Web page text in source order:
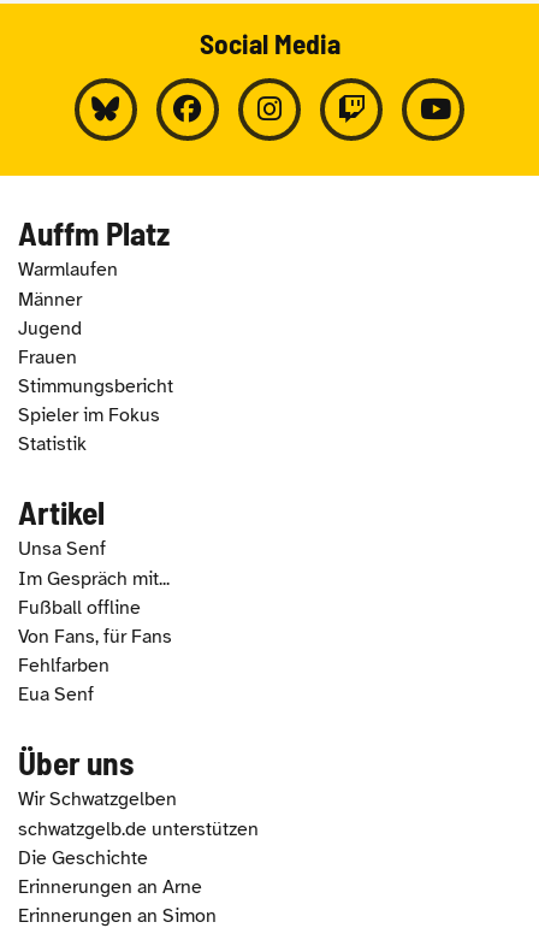
Social Media
Auffm Platz
Warmlaufen
Männer
Jugend
Frauen
Stimmungsbericht
Spieler im Fokus
Statistik
Artikel
Unsa Senf
Im Gespräch mit...
Fußball offline
Von Fans, für Fans
Fehlfarben
Eua Senf
Über uns
Wir Schwatzgelben
schwatzgelb.de unterstützen
Die Geschichte
Erinnerungen an Arne
Erinnerungen an Simon